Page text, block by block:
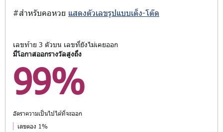
#สำหรับคอหวย แสดงตัวเลขรูปแบบเต็ง-โต๊ด
เลขท้าย 3 ตัวบน เลขที่ยังไม่เคยออก
มีโอกาสออกรางวัลสูงถึง
99%
อัตราความเป็นไปได้ที่จะออก
เลขตอง 1%